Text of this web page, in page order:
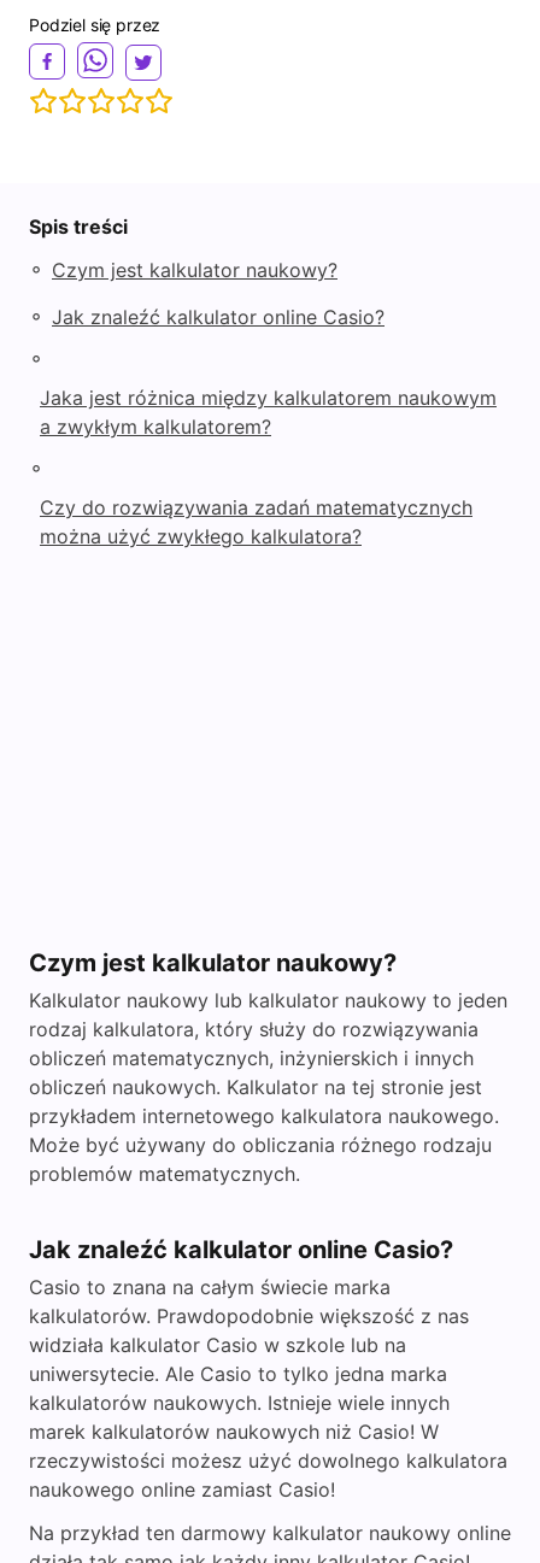
Podziel się przez
Spis treści
◦ Czym jest kalkulator naukowy?
◦ Jak znaleźć kalkulator online Casio?
◦
Jaka jest różnica między kalkulatorem naukowym
a zwykłym kalkulatorem?
◦
Czy do rozwiązywania zadań matematycznych
można użyć zwykłego kalkulatora?
Czym jest kalkulator naukowy?
Kalkulator naukowy lub kalkulator naukowy to jeden
rodzaj kalkulatora, który służy do rozwiązywania
obliczeń matematycznych, inżynierskich i innych
obliczeń naukowych. Kalkulator na tej stronie jest
przykładem internetowego kalkulatora naukowego.
Może być używany do obliczania różnego rodzaju
problemów matematycznych.
Jak znaleźć kalkulator online Casio?
Casio to znana na całym świecie marka
kalkulatorów. Prawdopodobnie większość z nas
widziała kalkulator Casio w szkole lub na
uniwersytecie. Ale Casio to tylko jedna marka
kalkulatorów naukowych. Istnieje wiele innych
marek kalkulatorów naukowych niż Casio! W
rzeczywistości możesz użyć dowolnego kalkulatora
naukowego online zamiast Casio!
Na przykład ten darmowy kalkulator naukowy online